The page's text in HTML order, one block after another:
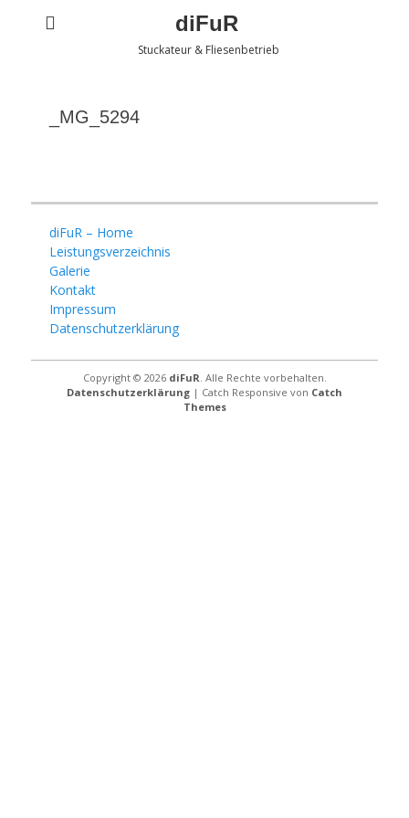
diFuR
Stuckateur & Fliesenbetrieb
_MG_5294
diFuR – Home
Leistungsverzeichnis
Galerie
Kontakt
Impressum
Datenschutzerklärung
Copyright © 2026 diFuR. Alle Rechte vorbehalten.
Datenschutzerklärung | Catch Responsive von Catch
Themes